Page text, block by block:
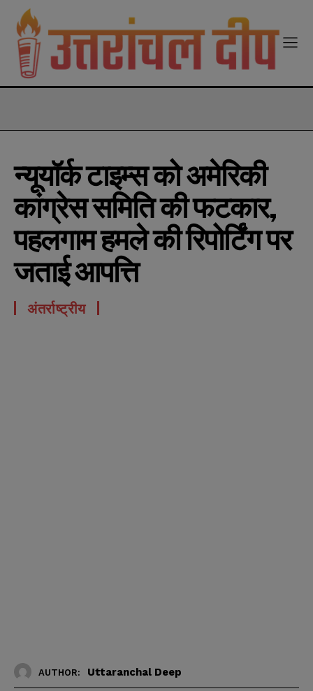
न्यूयॉर्क टाइम्स को अमेरिकी
कांग्रेस समिति की फटकार,
पहलगाम हमले की रिपोर्टिंग पर
जताई आपत्ति
अंतर्राष्ट्रीय
AUTHOR: Uttaranchal Deep